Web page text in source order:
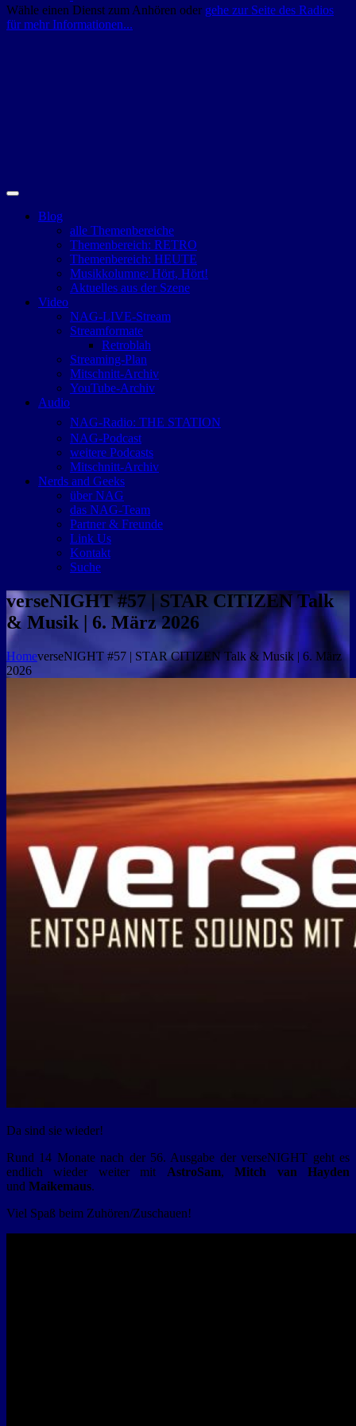
Wähle einen Dienst zum Anhören oder gehe zur Seite des Radios
für mehr Informationen...
Blog
alle Themenbereiche
Themenbereich: RETRO
Themenbereich: HEUTE
Musikkolumne: Hört, Hört!
Aktuelles aus der Szene
Video
NAG-LIVE-Stream
Streamformate
Retroblah
Streaming-Plan
Mitschnitt-Archiv
YouTube-Archiv
Audio
NAG-Radio: THE STATION
NAG-Podcast
weitere Podcasts
Mitschnitt-Archiv
Nerds and Geeks
über NAG
das NAG-Team
Partner & Freunde
Link Us
Kontakt
Suche
verseNIGHT #57 | STAR CITIZEN Talk
& Musik | 6. März 2026
HomeverseNIGHT #57 | STAR CITIZEN Talk & Musik | 6. März
2026
Da sind sie wieder!
Rund 14 Monate nach der 56. Ausgabe der verseNIGHT geht es
endlich wieder weiter mit AstroSam,Mitch van Hayden
und Maikemaus.
Viel Spaß beim Zuhören/Zuschauen!